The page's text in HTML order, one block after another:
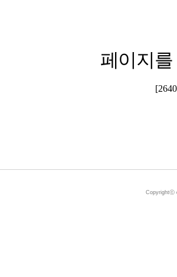
페이지
Copyrightⓒ